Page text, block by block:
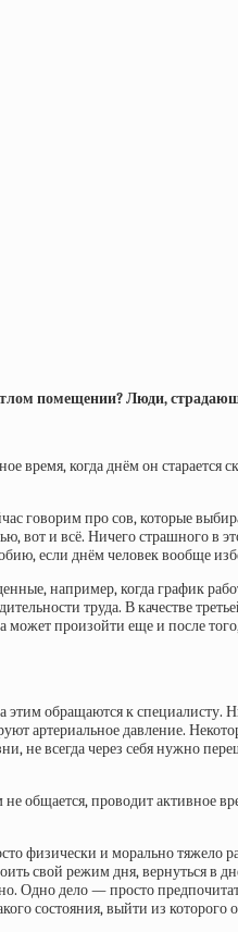
помещении? Люди,
время, когда днём он
говорим про сов, которые
и всё. Ничего страшного в
если днём человек вообще
например, когда график
труда. В качестве
произойти еще и после
обращаются к
артериальное давление.
не всегда через себя нужно
не общается, проводит
физически и морально
свой режим дня,
Одно дело — просто
состояния, выйти из которого